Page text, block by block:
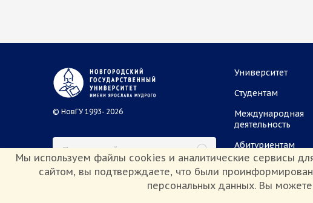
© НовГУ 1993- 2026
Университет
Студентам
Международная
деятельность
Абитуриентам
Мы используем файлы cookies и аналитические сервисы
сайтом, вы подтверждаете, что были
персональных данных. Вы